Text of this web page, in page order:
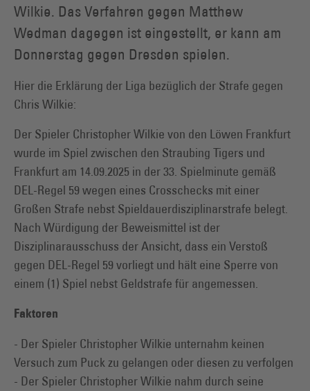
Wilkie. Das Verfahren gegen Matthew
Wedman dagegen ist eingestellt, er kann am
Donnerstag gegen Dresden spielen.
Hier die Erklärung der Liga bezüglich der Strafe gegen
Chris Wilkie:
Der Spieler Christopher Wilkie von den Löwen Frankfurt
wurde im Spiel zwischen den Straubing Tigers und
Frankfurt am 14.09.2025 in der 33. Spielminute gemäß
DEL-Regel 59 wegen eines Crosschecks mit einer
Großen Strafe nebst Spieldauerdisziplinarstrafe belegt.
Nach Würdigung der Beweismittel ist der
Disziplinarausschuss der Ansicht, dass ein Verstoß
gegen DEL-Regel 59 vorliegt und hält eine Sperre von
einem (1) Spiel nebst Geldstrafe für angemessen.
Faktoren
- Der Spieler Christopher Wilkie unternahm keinen
Versuch zum Puck zu gelangen oder diesen zu verfolgen
- Der Spieler Christopher Wilkie nahm durch seine